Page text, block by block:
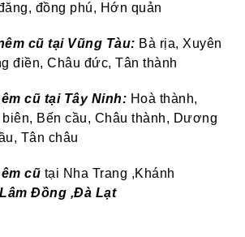
đồng phú, Hớn quản
cũ tại Vũng Tàu: Bà rịa, Xuyên
điền, Châu đức, Tân thành
cũ tại Tây Ninh: Hoà thành,
Bến cầu, Châu thành, Dương
Tân châu
cũ tại Nha Trang ,Khánh
Đồng ,Đà Lạt